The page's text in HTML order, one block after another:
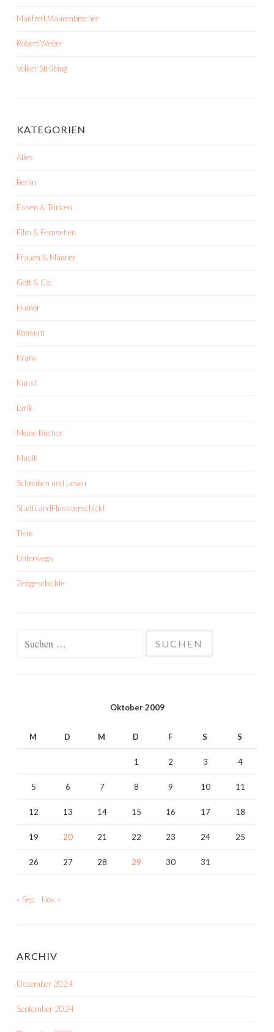
Manfred Maurenbrecher
Robert Weber
Volker Strübing
KATEGORIEN
Alles
Berlin
Essen & Trinken
Film & Fernsehen
Frauen & Männer
Gott & Co.
Humor
Konsum
Krank
Kunst
Lyrik
Meine Bücher
Musik
Schreiben und Lesen
StadtLandFlussverschickt
Tiere
Unterwegs
Zeitgeschichte
Oktober 2009
M D M D F S S
1 2 3 4
5 6 7 8 9 10 11
12 13 14 15 16 17 18
19 20 21 22 23 24 25
26 27 28 29 30 31
« Sep. Nov. »
ARCHIV
Dezember 2024
September 2024